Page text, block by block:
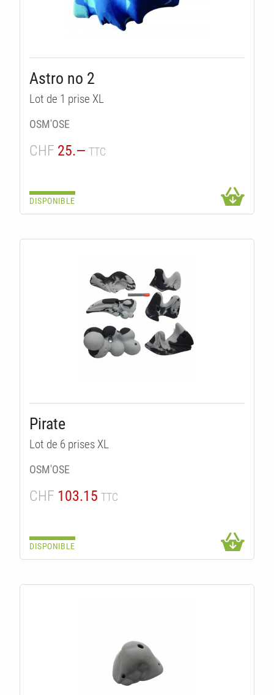
Astro no 2
Lot de 1 prise XL
OSM'OSE
CHF 25.— TTC
DISPONIBLE
Pirate
Lot de 6 prises XL
OSM'OSE
CHF 103.15 TTC
DISPONIBLE